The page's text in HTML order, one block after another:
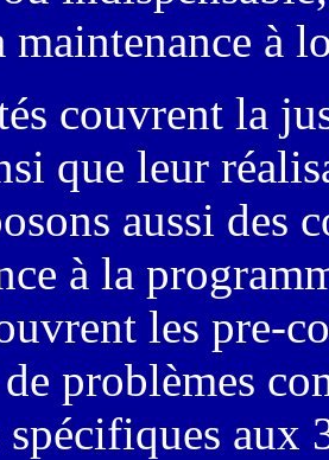
à
couvrent la
que leur
aussi des
à la
les pre-
problèmes
aux